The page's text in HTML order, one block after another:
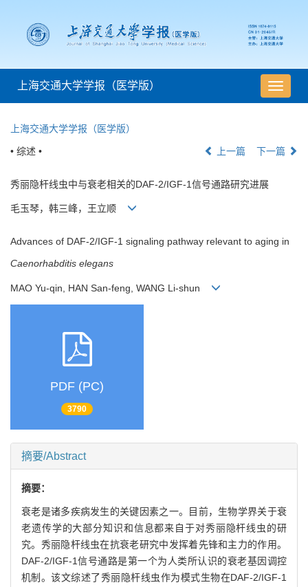
导
航
上海交通大学学报（医学版）
上海交通大学学报（医学版）
• 综述 • 上一篇 下一篇
秀丽隐杆线虫中与衰老相关的DAF-2/IGF-1信号通路研究进展
毛玉琴，韩三峰，王立顺
Advances of DAF-2/IGF-1 signaling pathway relevant to aging in
Caenorhabditis elegans
MAO Yu-qin, HAN San-feng, WANG Li-shun
PDF (PC)
3790
摘要/Abstract
摘要：
衰老是诸多疾病发生的关键因素之一。目前，生物学界关于衰
老遗传学的大部分知识和信息都来自于对秀丽隐杆线虫的研
究。秀丽隐杆线虫在抗衰老研究中发挥着先锋和主力的作用。
DAF-2/IGF-1信号通路是第一个为人类所认识的衰老基因调控
机制。该文综述了秀丽隐杆线虫作为模式生物在DAF-2/IGF-1